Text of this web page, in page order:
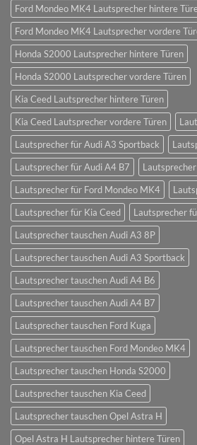
Ford Mondeo MK4 Lautsprecher hintere
Ford Mondeo MK4 Lautsprecher vordere
Honda S2000 Lautsprecher hintere Türen
Honda S2000 Lautsprecher vordere Türen
Kia Ceed Lautsprecher hintere Türen
Kia Ceed Lautsprecher vordere Türen
Lautsprecher für Audi A3 Sportback
Lautsprecher für Audi A4 B7
Lautsprecher für Ford Mondeo MK4
Lautsprecher für Kia Ceed
Lautsprecher
Lautsprecher tauschen Audi A3 8P
Lautsprecher tauschen Audi A3 Sportback
Lautsprecher tauschen Audi A4 B6
Lautsprecher tauschen Audi A4 B7
Lautsprecher tauschen Ford Kuga
Lautsprecher tauschen Ford Mondeo MK4
Lautsprecher tauschen Honda S2000
Lautsprecher tauschen Kia Ceed
Lautsprecher tauschen Opel Astra H
Opel Astra H Lautsprecher hintere Türen